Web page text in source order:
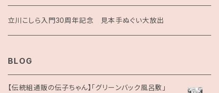
月刊こしらバックナンバーセット（紙版）
立川こしら入門30周年記念 見本手ぬぐい大放出
BLOG
【伝統組通販の伝子ちゃん】「グリーンバック風呂敷」